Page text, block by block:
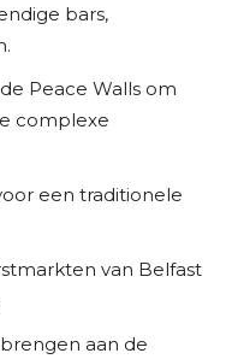
bars,
Peace Walls om
complexe
een traditionele
van Belfast
aan de